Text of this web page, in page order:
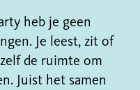
heb je geen
Je leest, zit of
de ruimte om
Juist het samen